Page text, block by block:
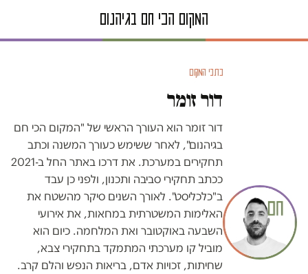
כתבי המקום
דור זומר
דור זומר הוא העורך הראשי של "המקום הכי חם
בגיהנום", לאחר ששימש כעורך המשנה וכתב
תחקירים במערכת. את דרכו באתר החל ב-2021
ככתב תחקירי סביבה ותכנון, ולפני כן עבד
ב"כלכליסט". לאורך השנים סיקר מהשטח את
האלימות המשטרתית במחאות, את אירועי
השבעה באוקטובר ואת המלחמה. כיום הוא
מוביל קו מערכתי המתמקד בתחקירי צבא,
שחיתות, זכויות אדם, בריאות הנפש והלם קרב.